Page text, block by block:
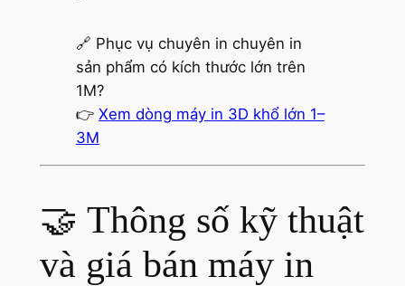
🔗 Phục vụ chuyên in chuyên in
sản phẩm có kích thước lớn trên
1M?
👉 Xem dòng máy in 3D khổ lớn 1–
3M
🤝 Thông số kỹ thuật
và giá bán máy in